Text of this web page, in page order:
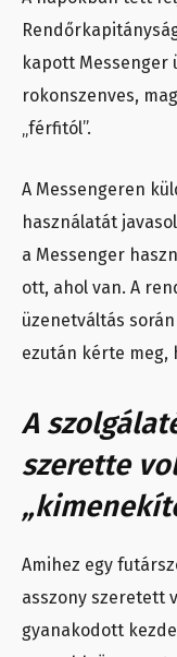
kapott Messenger
rokonszenves,
„férfitól”.
A Messengeren
használatát
a Messenger
ott, ahol van. A
üzenetváltás
ezután kérte meg,
A
szerette
Amihez egy
asszony szeretett
gyanakodott